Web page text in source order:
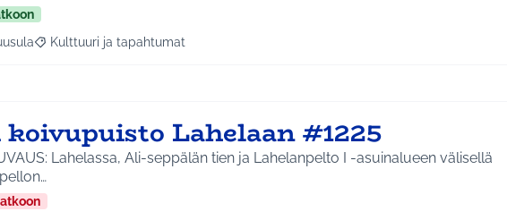
aihepiirin mukaan: Koko Tuusula
Rajaa tulokset teeman mukaan: Kulttuuri ja tapahtumat
Kulttuuri ja tapahtumat
Lahelaan #1225
Lahelassa, Ali-seppälän tien ja Lahelanpelto I -asuinalueen välisellä